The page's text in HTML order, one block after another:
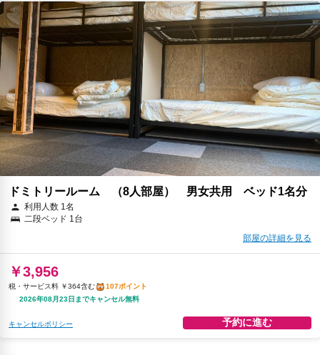
ドミトリールーム （8人部屋） 男女共用 ベッド1名分
利用人数 1名
二段ベッド 1台
部屋の詳細を見る
￥3,956
税・サービス料 ￥364含む
107ポイント
2026年08月23日までキャンセル無料
キャンセルポリシー 予約に進む